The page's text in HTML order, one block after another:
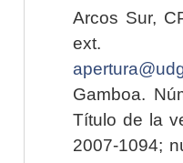
Arcos Sur,
ext.
Gamboa.
Título de la
2007-1094;